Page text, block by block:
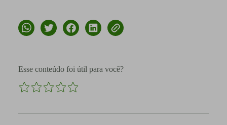
Esse conteúdo foi útil para você?